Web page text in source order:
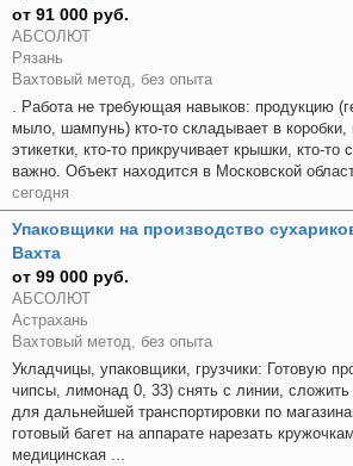
от 91 000 руб.
АБСОЛЮТ
Рязань
Вахтовый метод, без опыта
. Работа не требующая навыков: продукцию
мыло, шампунь) кто-то складывает в коробки,
этикетки, кто-то прикручивает крышки, кто-
важно. Объект находится в Московской
сегодня
Упаковщики на производство
Вахта
от 99 000 руб.
АБСОЛЮТ
Астрахань
Вахтовый метод, без опыта
Укладчицы, упаковщики, грузчики: Готовую
чипсы, лимонад 0, 33) снять с линии, сложить
для дальнейшей транспортировки по
готовый багет на аппарате нарезать
медицинская ...